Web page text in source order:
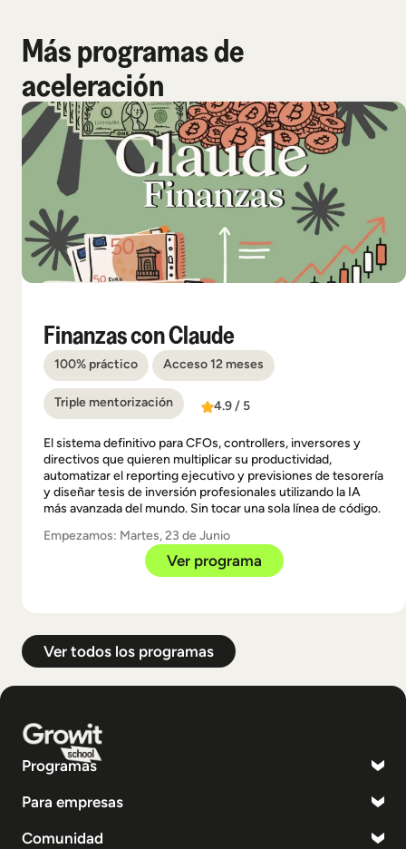
Más programas de
aceleración
Finanzas con Claude
100% práctico Acceso 12 meses
Triple mentorización 4.9 / 5
El sistema definitivo para CFOs, controllers, inversores y
directivos que quieren multiplicar su productividad,
automatizar el reporting ejecutivo y previsiones de tesorería
y diseñar tesis de inversión profesionales utilizando la IA
más avanzada del mundo. Sin tocar una sola línea de código.
Empezamos: Martes, 23 de Junio
Ver programa
Ver todos los programas
Programas
Para empresas
Comunidad